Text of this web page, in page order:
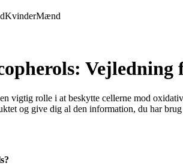
KvinderMænd
Vejledning
vigtig rolle i at beskytte cellerne mod
og give dig al den information, du har